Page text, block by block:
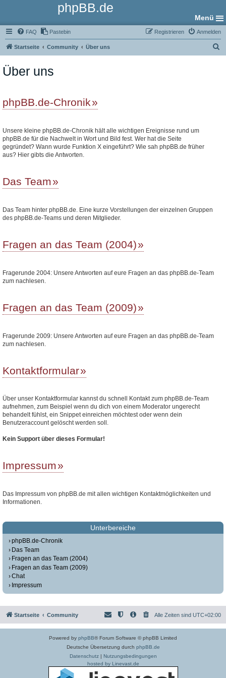
phpBB.de
Menü
FAQ Pastebin Anmelden
Registrieren
Startseite Community Über uns
Über uns
phpBB.de-Chronik
Unsere kleine phpBB.de-Chronik hält alle wichtigen Ereignisse rund um
phpBB.de für die Nachwelt in Wort und Bild fest. Wer hat die Seite
gegründet? Wann wurde Funktion X eingeführt? Wie sah phpBB.de früher
aus? Hier gibts die Antworten.
Das Team
Das Team hinter phpBB.de. Eine kurze Vorstellungen der einzelnen Gruppen
des phpBB.de-Teams und deren Mitglieder.
Fragen an das Team (2004)
Fragerunde 2004: Unsere Antworten auf eure Fragen an das phpBB.de-Team
zum nachlesen.
Fragen an das Team (2009)
Fragerunde 2009: Unsere Antworten auf eure Fragen an das phpBB.de-Team
zum nachlesen.
Kontaktformular
Über unser Kontaktformular kannst du schnell Kontakt zum phpBB.de-Team
aufnehmen, zum Beispiel wenn du dich von einem Moderator ungerecht
behandelt fühlst, ein Snippet einreichen möchtest oder wenn dein
Benutzeraccount gelöscht werden soll.
Kein Support über dieses Formular!
Impressum
Das Impressum von phpBB.de mit allen wichtigen Kontaktmöglichkeiten und
Informationen.
Unterbereiche
phpBB.de-Chronik
Das Team
Fragen an das Team (2004)
Fragen an das Team (2009)
Chat
Impressum
Startseite Community Alle Zeiten sind UTC+02:00
Powered by phpBB® Forum Software © phpBB Limited
Deutsche Übersetzung durch phpBB.de
Datenschutz| Nutzungsbedingungen
hosted by Linevast.de